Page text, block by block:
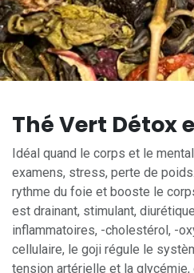
Thé Vert Détox
Idéal quand le corps et le
examens, stress, perte de
rythme du foie et booste le
est drainant, stimulant,
inflammatoires, -cholestérol, -
cellulaire, le goji régule le
tension artérielle et la